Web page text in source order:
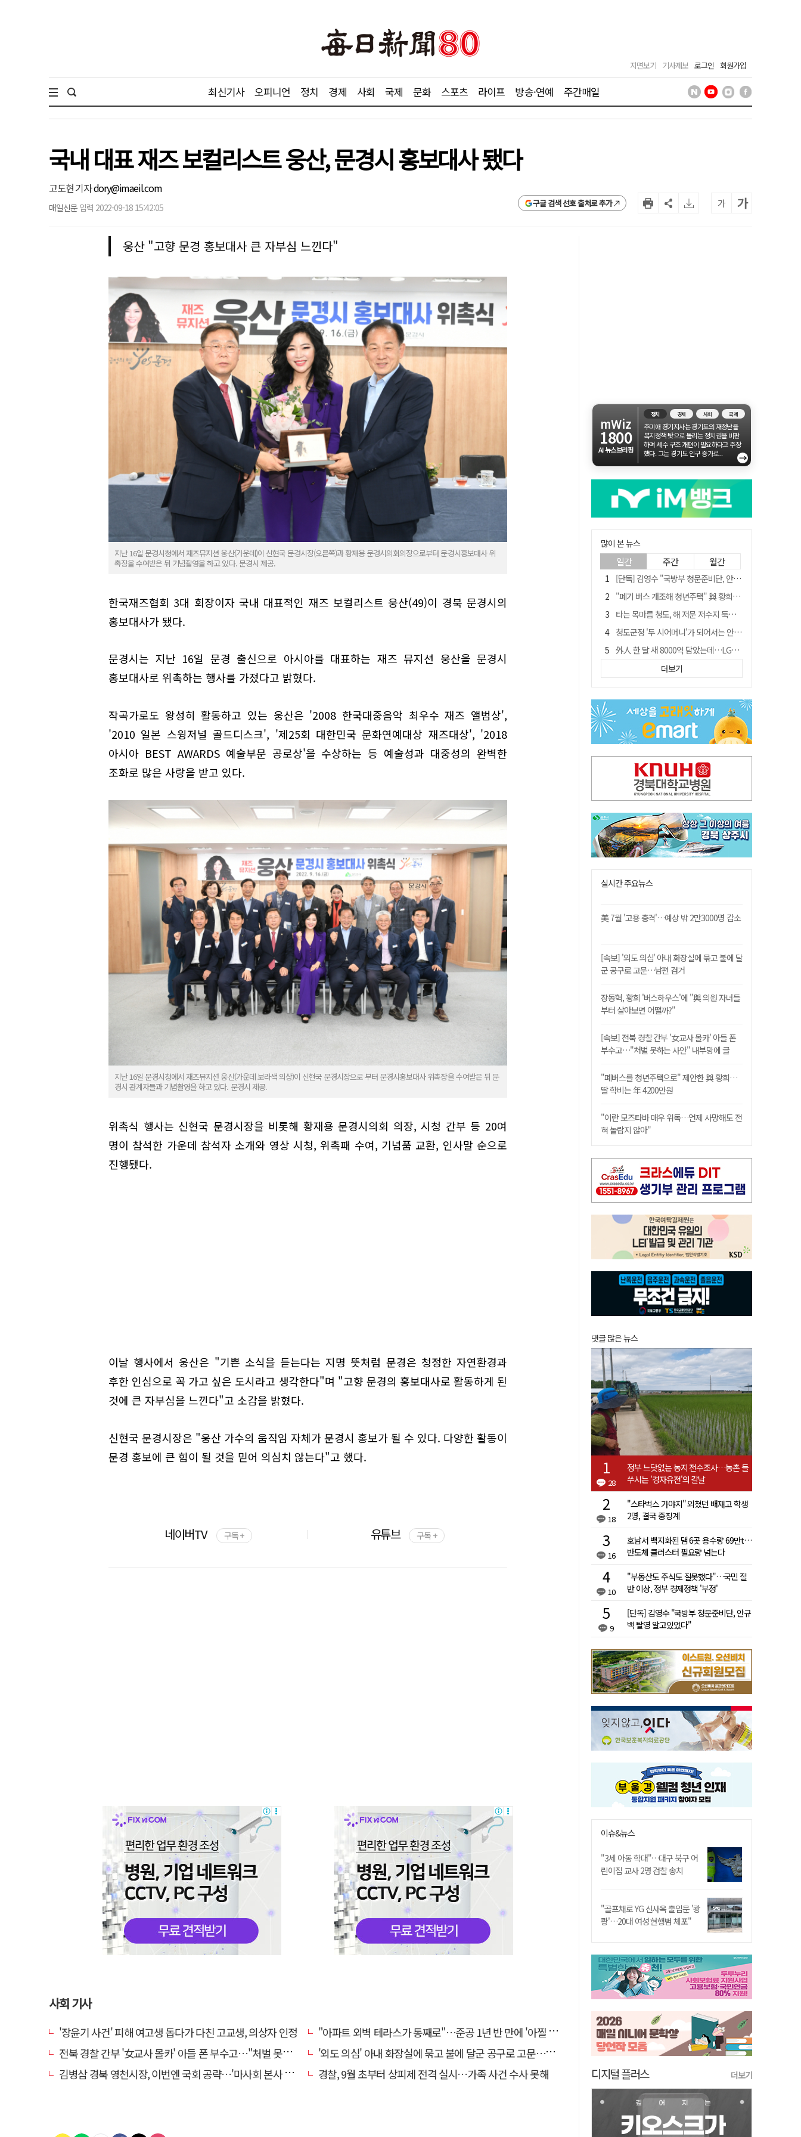
지면보기 기사제보 로그인 회원가입
최신기사 오피니언 정치 경제 사회 국제 문화 스포츠 라이프 방송·연예 주간매일
국내 대표 재즈 보컬리스트 웅산, 문경시 홍보대사 됐다
고도현 기자dory@imaeil.com
매일신문 입력 2022-09-18 15:42:05 구글 검색 선호 출처로 추가 가 가
웅산 "고향 문경 홍보대사 큰 자부심 느낀다"
지난 16일 문경시청에서 재즈뮤지션 웅산(가운데)이 신현국 문경시장(오른쪽)과 황재용 문경시의회의장으로부터 문경시홍보대사 위
촉장을 수여받은 뒤 기념촬영을 하고 있다. 문경시 제공.
한국재즈협회 3대 회장이자 국내 대표적인 재즈 보컬리스트 웅산(49)이 경북 문경시의
홍보대사가 됐다.
문경시는 지난 16일 문경 출신으로 아시아를 대표하는 재즈 뮤지션 웅산을 문경시
홍보대사로 위촉하는 행사를 가졌다고 밝혔다.
작곡가로도 왕성히 활동하고 있는 웅산은 '2008 한국대중음악 최우수 재즈 앨범상',
'2010 일본 스윙저널 골드디스크', '제25회 대한민국 문화연예대상 재즈대상', '2018
아시아 BEST AWARDS 예술부문 공로상'을 수상하는 등 예술성과 대중성의 완벽한
조화로 많은 사랑을 받고 있다.
지난 16일 문경시청에서 재즈뮤지션 웅산(가운데 보라색 의상)이 신현국 문경시장으로 부터 문경시홍보대사 위촉장을 수여받은 뒤 문
경시 관계자들과 기념촬영을 하고 있다. 문경시 제공.
위촉식 행사는 신현국 문경시장을 비롯해 황재용 문경시의회 의장, 시청 간부 등 20여
명이 참석한 가운데 참석자 소개와 영상 시청, 위촉패 수여, 기념품 교환, 인사말 순으로
진행됐다.
이날 행사에서 웅산은 "기쁜 소식을 듣는다는 지명 뜻처럼 문경은 청정한 자연환경과
후한 인심으로 꼭 가고 싶은 도시라고 생각한다"며 "고향 문경의 홍보대사로 활동하게 된
것에 큰 자부심을 느낀다"고 소감을 밝혔다.
신현국 문경시장은 "웅산 가수의 움직임 자체가 문경시 홍보가 될 수 있다. 다양한 활동이
문경 홍보에 큰 힘이 될 것을 믿어 의심치 않는다"고 했다.
네이버TV 구독 + 유튜브 구독 +
사회 기사
'장윤기 사건' 피해 여고생 돕다가 다친 고교생, 의상자 인정
"아파트 외벽 테라스가 통째로"…준공 1년 반 만에 '아찔 사고'
전북 경찰 간부 '女교사 몰카' 아들 폰 부수고…"처벌 못하는 사안" 내부망에 글
'외도 의심' 아내 화장실에 묶고 불에 달군 공구로 고문…남편 검거
김병삼 경북 영천시장, 이번엔 국회 공략…'마사회 본사 이전·광역교통망 확충' 요청
경찰, 9월 초부터 상피제 전격 실시…가족 사건 수사 못해
mWiz
1800
AI 뉴스브리핑
정치 경제 사회 국제
추미애 경기지사는 경기도의 재정난을
복지정책 탓으로 돌리는 정치권을 비판
하며 세수 구조 개편이 필요하다고 주장
했다. 그는 경기도 인구 증가로...
→
많이 본 뉴스
일간 주간 월간
[단독] 김영수 "국방부 청문준비단, 안규백 탈영 알고있었다"
"폐기 버스 개조해 청년주택" 與 황희…'딸 학비는 年 4200만원'
타는 목마름 청도, 해 저문 저수지 둑에 군수가 서 있었다
청도군정 '두 시어머니'가 되어서는 안된다
外人 한 달 새 8000억 담았는데…LG이노텍 목표주가는 왜 엇갈릴까
임시휴업 들어갔던 홈플러스 영주점, 7일 영업 재개…지하 1층만 운영
SK하이닉스, 주당 375원 분기 배당 공시…"3분기 중 주주환원 방안 확정"
이의준 전 경북도 새마을봉사과장, 제28대 울릉군 부군수 취임
"상법개정해도 주주가 '봉'"…하이닉스 솔리다임 상장설에 술렁[개미와글와글]
더보기
실시간 주요뉴스
美 7월 '고용 충격'…예상 밖 2만3000명 감소
[속보] '외도 의심' 아내 화장실에 묶고 불에 달
군 공구로 고문…남편 검거
장동혁, 황희 '버스하우스'에 "與 의원 자녀들
부터 살아보면 어떨까?"
[속보] 전북 경찰 간부 '女교사 몰카' 아들 폰
부수고…"처벌 못하는 사안" 내부망에 글
"폐버스를 청년주택으로" 제안한 與 황희…
딸 학비는 年 4200만원
"이란 모즈타바 매우 위독…언제 사망해도 전
혀 놀랍지 않아"
댓글 많은 뉴스
28
정부 느닷없는 농지 전수조사…농촌 들
쑤시는 '경자유전'의 칼날
18
"스타벅스 가야지" 외쳤던 배재고 학생
2명, 결국 중징계
16
호남서 백지화된 댐 6곳 용수량 69만t…
반도체 클러스터 필요량 넘는다
10
"부동산도 주식도 잘못했다"…국민 절
반 이상, 정부 경제정책 '부정'
9
[단독] 김영수 "국방부 청문준비단, 안규
백 탈영 알고있었다"
이슈&뉴스
"3세 아동 학대"…대구 북구 어
린이집 교사 2명 검찰 송치
"골프채로 YG 신사옥 출입문 '쾅
쾅'…20대 여성 현행범 체포"
디지털 플러스 더보기